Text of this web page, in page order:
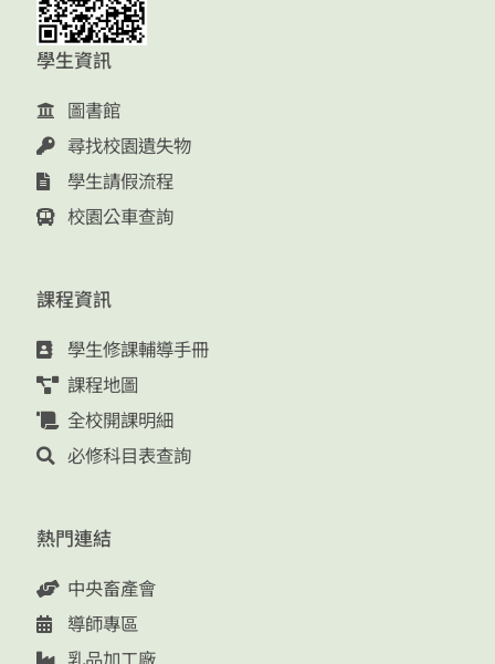
學生資訊
圖書館
尋找校園遺失物
學生請假流程
校園公車查詢
課程資訊
學生修課輔導手冊
課程地圖
全校開課明細
必修科目表查詢
熱門連結
中央畜產會
導師專區
乳品加工廠